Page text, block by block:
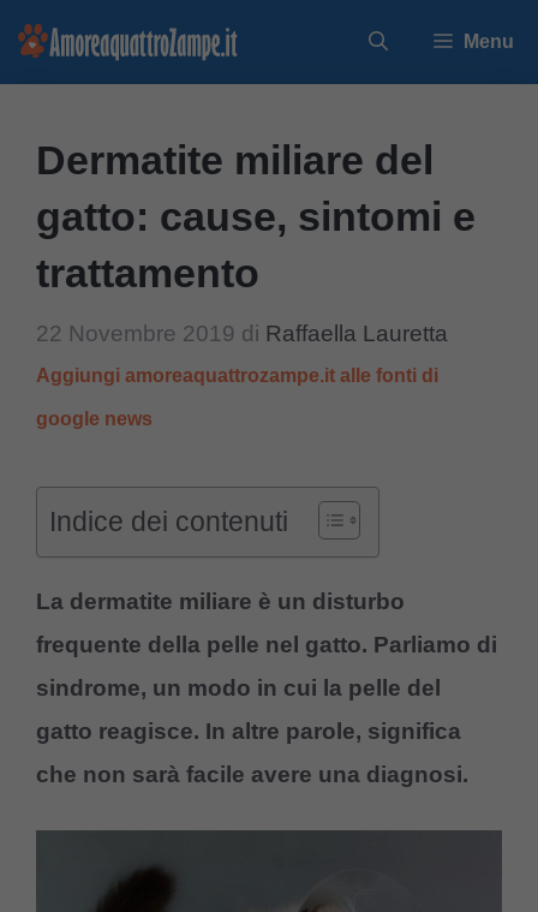
Vai
Menu
Dermatite miliare del
gatto: cause, sintomi e
trattamento
22 Novembre 2019 di Raffaella Lauretta
Aggiungi amoreaquattrozampe.it alle fonti di
google news
Indice dei contenuti
La dermatite miliare è un disturbo
frequente della pelle nel gatto. Parliamo di
sindrome, un modo in cui la pelle del
gatto reagisce. In altre parole, significa
che non sarà facile avere una diagnosi.